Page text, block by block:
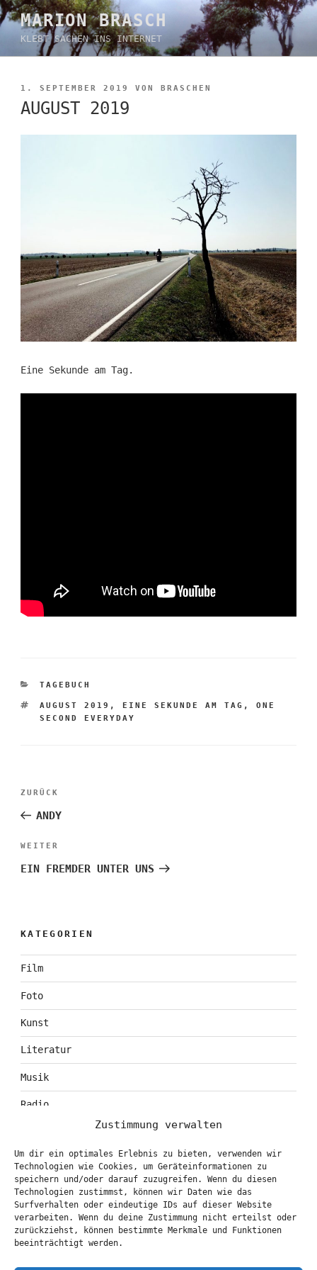
Zustimmung verwalten
Um dir ein optimales Erlebnis zu bieten, verwenden wir
Technologien wie Cookies, um Geräteinformationen zu
speichern und/oder darauf zuzugreifen. Wenn du diesen
Technologien zustimmst, können wir Daten wie das
Surfverhalten oder eindeutige IDs auf dieser Website
verarbeiten. Wenn du deine Zustimmung nicht erteilst oder
zurückziehst, können bestimmte Merkmale und Funktionen
beeinträchtigt werden.
Zum
Inhalt
springen
MARION BRASCH
KLEBT SACHEN INS INTERNET
VERÖFFENTLICHT
AM
1. SEPTEMBER 2019 VON BRASCHEN
AUGUST 2019
Eine Sekunde am Tag.
KATEGORIEN
TAGEBUCH
SCHLAGWÖRTER
AUGUST 2019 , EINE SEKUNDE AM TAG ,ONE
SECOND EVERYDAY
Beitragsnavigation
Vorheriger
Beitrag
ZURÜCK
ANDY
Nächster
Beitrag
WEITER
EIN FREMDER UNTER UNS
KATEGORIEN
Film
Foto
Kunst
Literatur
Musik
Radio
Theater
KONTAKT & BOOKING
info@marionbrasch.de